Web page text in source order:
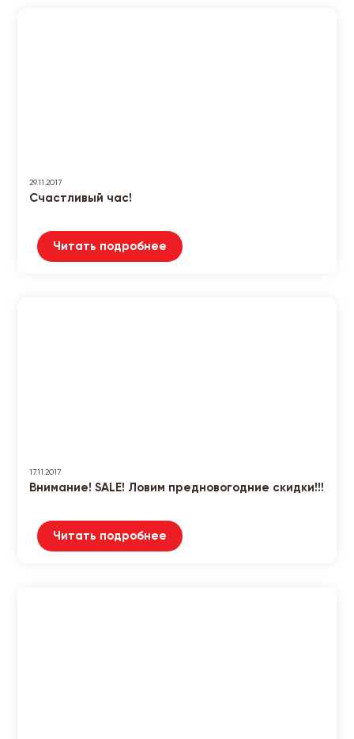
29.11.2017
Счастливый час!
Читать подробнее
17.11.2017
Внимание! SALE! Ловим предновогодние скидки!!!
Читать подробнее